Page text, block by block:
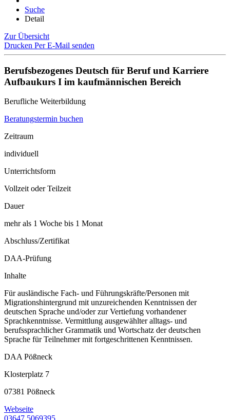
Suche
Detail
Zur Übersicht
Drucken Per E-Mail senden
Berufsbezogenes Deutsch für Beruf und Karriere
Aufbaukurs I im kaufmännischen Bereich
Berufliche Weiterbildung
Beratungstermin buchen
Zeitraum
individuell
Unterrichtsform
Vollzeit oder Teilzeit
Dauer
mehr als 1 Woche bis 1 Monat
Abschluss/Zertifikat
DAA-Prüfung
Inhalte
Für ausländische Fach- und Führungskräfte/Personen mit
Migrationshintergrund mit unzureichenden Kenntnissen der
deutschen Sprache und/oder zur Vertiefung vorhandener
Sprachkenntnisse. Vermittlung ausgewählter alltags- und
berufssprachlicher Grammatik und Wortschatz der deutschen
Sprache für Teilnehmer mit fortgeschrittenen Kenntnissen.
DAA Pößneck
Klosterplatz 7
07381 Pößneck
Webseite